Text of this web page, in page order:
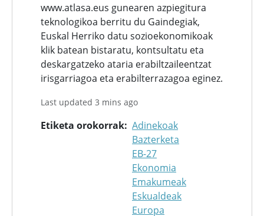
www.atlasa.eus gunearen azpiegitura
teknologikoa berritu du Gaindegiak,
Euskal Herriko datu sozioekonomikoak
klik batean bistaratu, kontsultatu eta
deskargatzeko ataria erabiltzaileentzat
irisgarriagoa eta erabilterrazagoa eginez.
Last updated 3 mins ago
Etiketa orokorrak Adinekoak
Bazterketa
EB-27
Ekonomia
Emakumeak
Eskualdeak
Europa